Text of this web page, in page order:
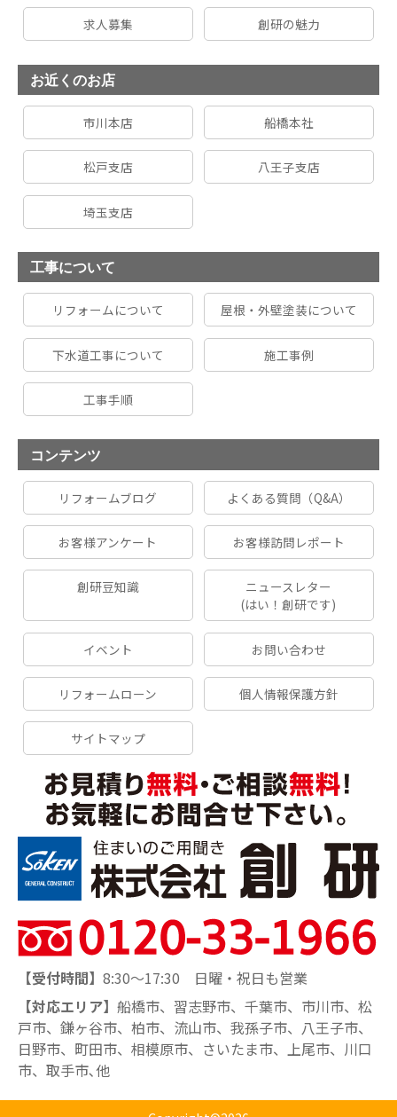
求人募集 創研の魅力
お近くのお店
市川本店 船橋本社
松戸支店 八王子支店
埼玉支店
工事について
リフォームについて 屋根・外壁塗装について
下水道工事について 施工事例
工事手順
コンテンツ
リフォームブログ よくある質問（Q&A）
お客様アンケート お客様訪問レポート
創研豆知識
ニュースレター
(はい！創研です)
イベント お問い合わせ
リフォームローン 個人情報保護方針
サイトマップ
【受付時間】 8:30～17:30 日曜・祝日も営業
【対応エリア】 船橋市、習志野市、千葉市、市川市、松
戸市、鎌ヶ谷市、柏市、流山市、我孫子市、八王子市、
日野市、町田市、相模原市、さいたま市、上尾市、川口
市、取手市､他